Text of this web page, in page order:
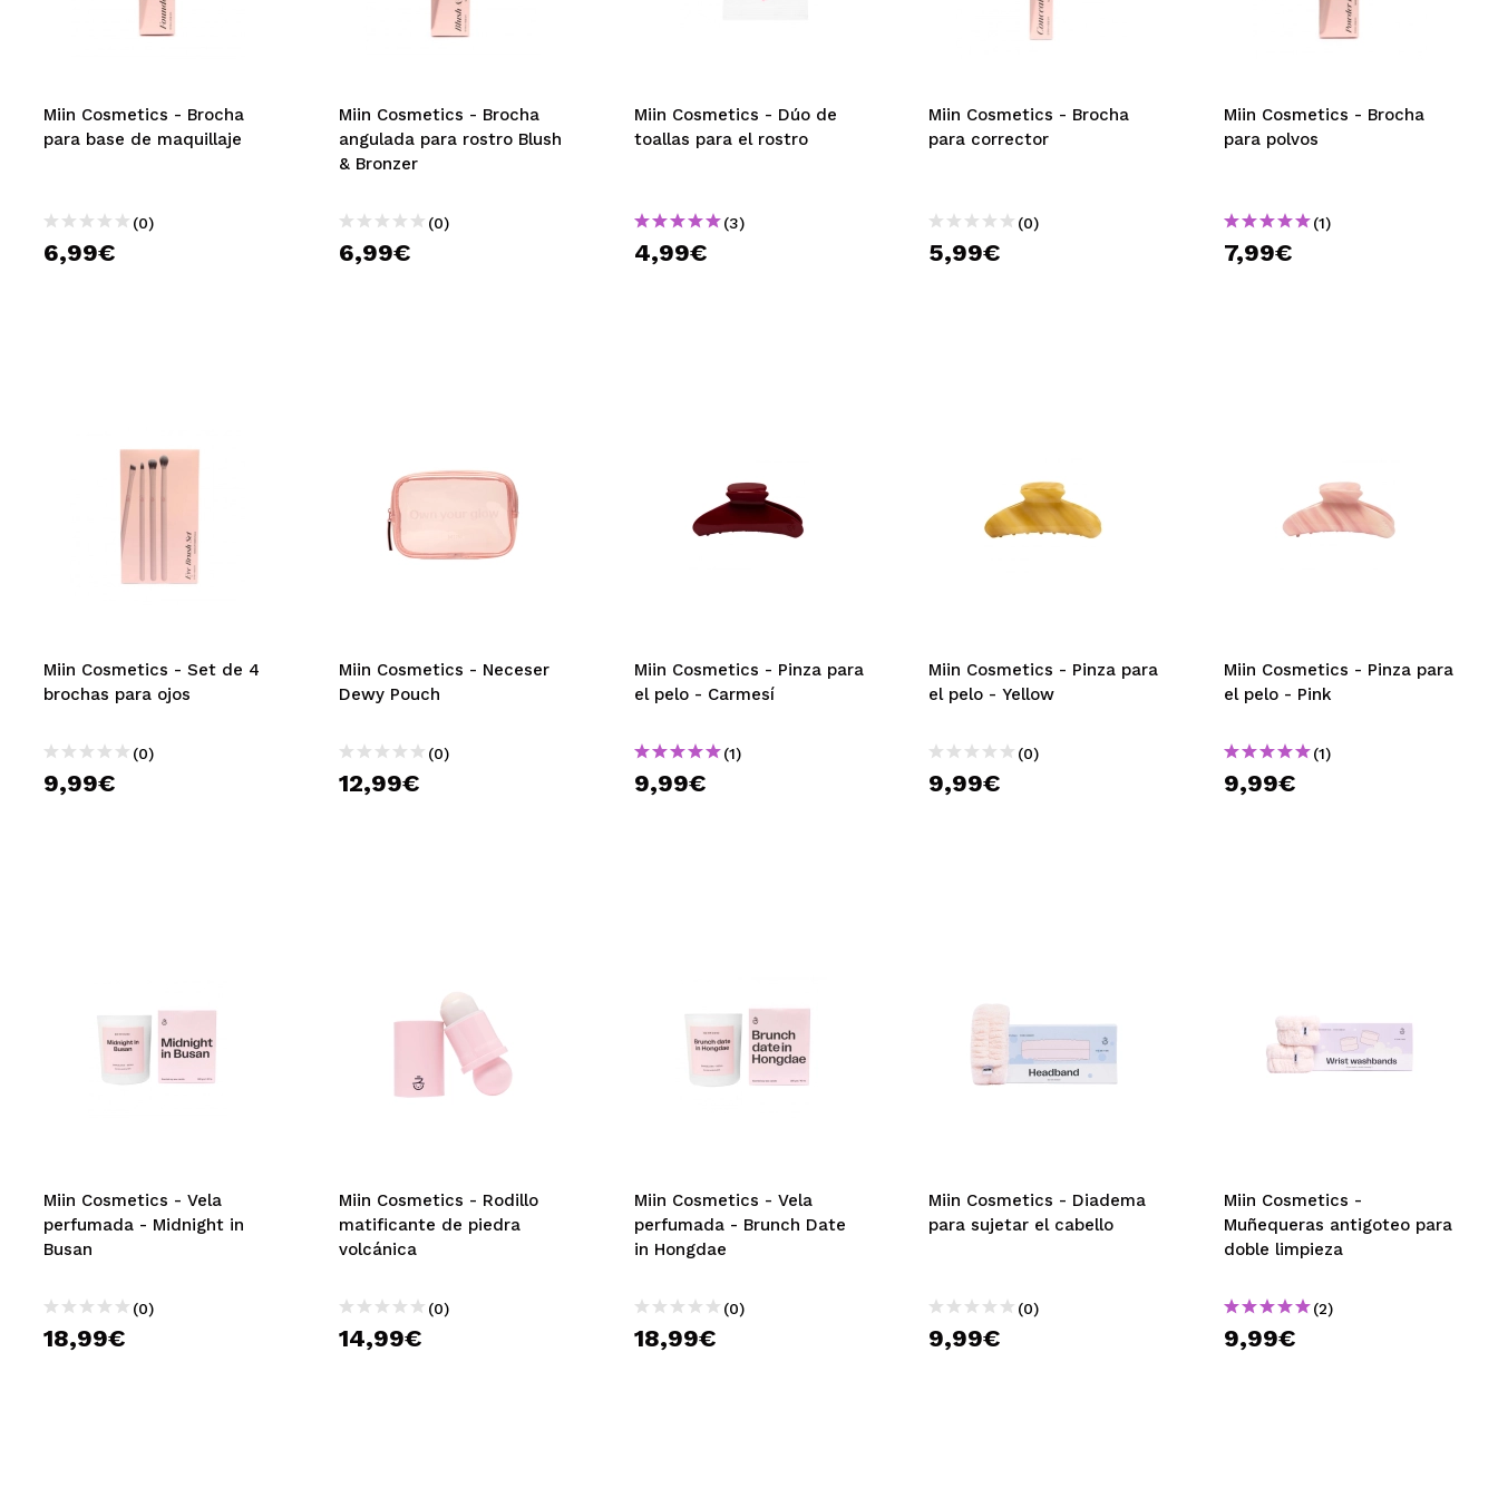
MAQUIFARMA
TRAVEL SIZE
NATURE
OFERTAS
Miin Cosmetics - Brocha
para base de maquillaje
(0)
6,99€
Miin Cosmetics - Brocha
angulada para rostro Blush
& Bronzer
(0)
6,99€
Miin Cosmetics - Dúo de
toallas para el rostro
(3)
4,99€
Miin Cosmetics - Brocha
para corrector
(0)
5,99€
Miin Cosmetics - Brocha
para polvos
(1)
7,99€
Miin Cosmetics - Set de 4
brochas para ojos
(0)
9,99€
Miin Cosmetics - Neceser
Dewy Pouch
(0)
12,99€
Miin Cosmetics - Pinza para
el pelo - Carmesí
(1)
9,99€
Miin Cosmetics - Pinza para
el pelo - Yellow
(0)
9,99€
Miin Cosmetics - Pinza para
el pelo - Pink
(1)
9,99€
Miin Cosmetics - Vela
perfumada - Midnight in
Busan
(0)
18,99€
Miin Cosmetics - Rodillo
matificante de piedra
volcánica
(0)
14,99€
Miin Cosmetics - Vela
perfumada - Brunch Date
in Hongdae
(0)
18,99€
Miin Cosmetics - Diadema
para sujetar el cabello
(0)
9,99€
Miin Cosmetics -
Muñequeras antigoteo para
doble limpieza
(2)
9,99€